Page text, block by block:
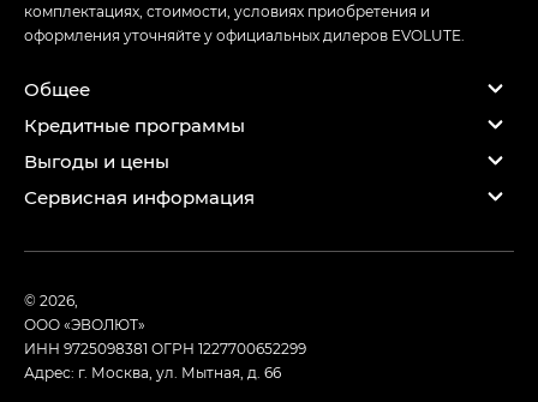
комплектациях, стоимости, условиях приобретения и
оформления уточняйте у официальных дилеров EVOLUTE.
Общее
Кредитные программы
Выгоды и цены
Сервисная информация
© 2026,
ООО «ЭВОЛЮТ»
ИНН 9725098381 ОГРН 1227700652299
Адрес: г. Москва, ул. Мытная, д. 66